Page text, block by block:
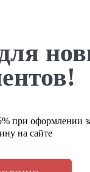
при оформлении
на сайте